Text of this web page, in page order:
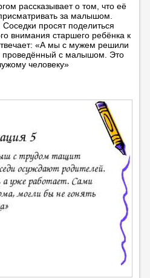
рассказывает о том, что её
за малышом.
просят поделиться
внимания старшего ребёнка к
«А мы с мужем решили
проведённый с малышом. Это
человеку»